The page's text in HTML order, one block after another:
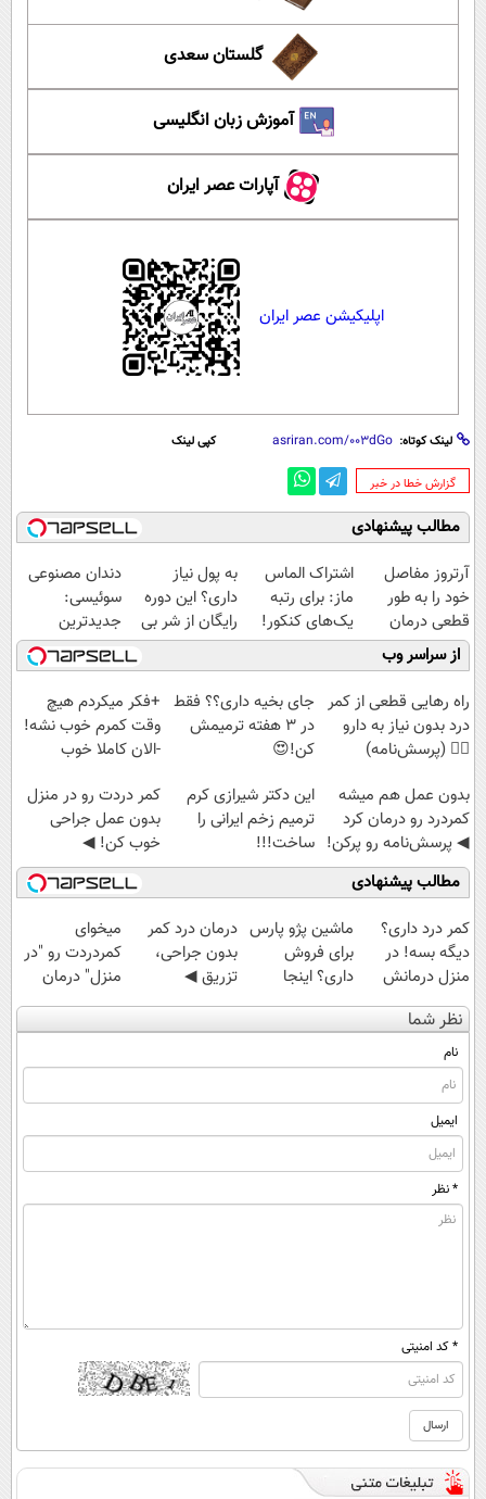
گلستان سعدی
آموزش زبان انگلیسی
آپارات عصر ایران
اپلیکیشن عصر ایران
لینک کوتاه: کپی لینک
‌گزارش خطا در خبر
مطالب پیشنهادی
آرتروز مفاصل
خود را به طور
قطعی درمان
کنید!
◗پرسش‌نامه◖
اشتراک الماس
ماز: برای رتبه
یک‌های کنکور!
به پول نیاز
داری؟ این دوره
رایگان از شر بی
پولی خلاصت
میکنه
دندان مصنوعی
سوئیسی:
جدیدترین
فناوری اروپا،
سبک و مقاوم |
پرداخت قسطی
از سراسر وب
راه رهایی قطعی از کمر
درد بدون نیاز به دارو
👈🏻 (پرسش‌نامه)
جای بخیه داری؟؟ فقط
در 3 هفته ترمیمش
کن!😍
+فکر میکردم هیچ
وقت کمرم خوب نشه!
-الان کاملا خوب
بدون عمل هم میشه
کمردرد رو درمان کرد
◀ پرسش‎‌نامه رو پرکن!
این دکتر شیرازی کرم
ترمیم زخم ایرانی را
ساخت!!!
کمر دردت رو در منزل
بدون عمل جراحی
خوب کن! ◀
پرسش‌نامه ▶
مطالب پیشنهادی
کمر درد داری؟
دیگه بسه! در
منزل درمانش
کن
(◀پرسش‌نامه)
ماشین پژو پارس
برای فروش
داری؟ اینجا
سریع بفروشش
درمان درد کمر
بدون جراحی،
تزریق ◀
پرسش‌نامه رو پر
کن ▶
میخوای
کمردردت رو "در
منزل" درمان
کنی؟ (◂فیلم +
◂پرسش‌نامه)
نظر شما
نام
ایمیل
* نظر
* کد امنیتی